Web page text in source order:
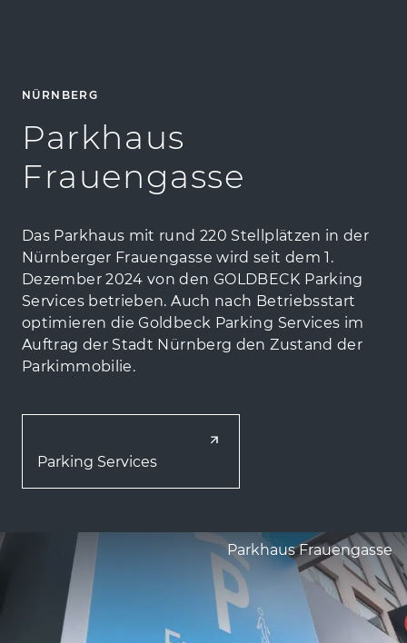
NÜRNBERG
Parkhaus
Frauengasse
Das Parkhaus mit rund 220 Stellplätzen in der
Nürnberger Frauengasse wird seit dem 1.
Dezember 2024 von den GOLDBECK Parking
Services betrieben. Auch nach Betriebsstart
optimieren die Goldbeck Parking Services im
Auftrag der Stadt Nürnberg den Zustand der
Parkimmobilie.
Parking Services
Parkhaus Frauengasse